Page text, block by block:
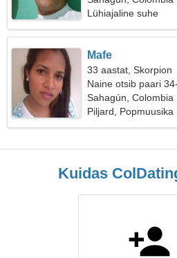
Lühiajaline suhe
Mafe
33 aastat, Skorpion
Naine otsib paari
Sahagún, Colombia
Piljard, Popmuusika
Kuidas